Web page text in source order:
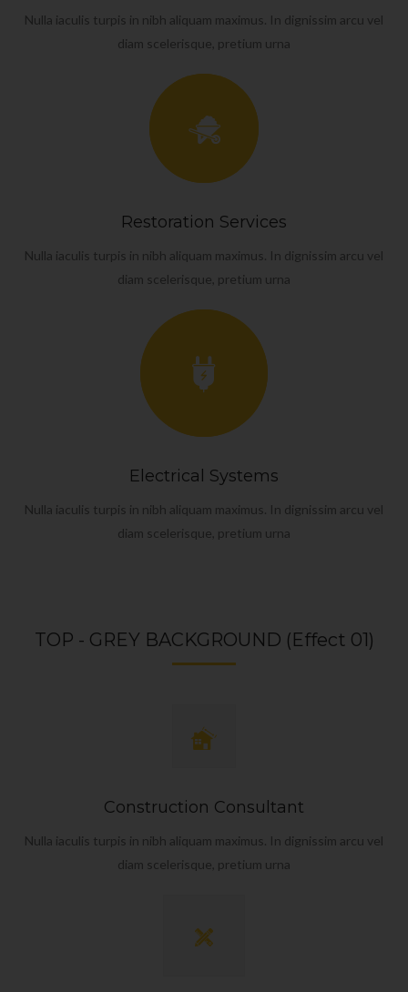
Nulla iaculis turpis in nibh aliquam maximus. In dignissim arcu vel
diam scelerisque, pretium urna
Restoration Services
Nulla iaculis turpis in nibh aliquam maximus. In dignissim arcu vel
diam scelerisque, pretium urna
Electrical Systems
Nulla iaculis turpis in nibh aliquam maximus. In dignissim arcu vel
diam scelerisque, pretium urna
TOP - GREY BACKGROUND (Effect 01)
Construction Consultant
Nulla iaculis turpis in nibh aliquam maximus. In dignissim arcu vel
diam scelerisque, pretium urna